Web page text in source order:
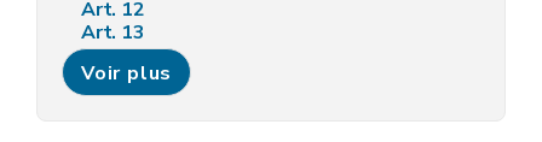
Art. 12
Art. 13
Art. 14
Art. 15
Art. 16
Voir plus